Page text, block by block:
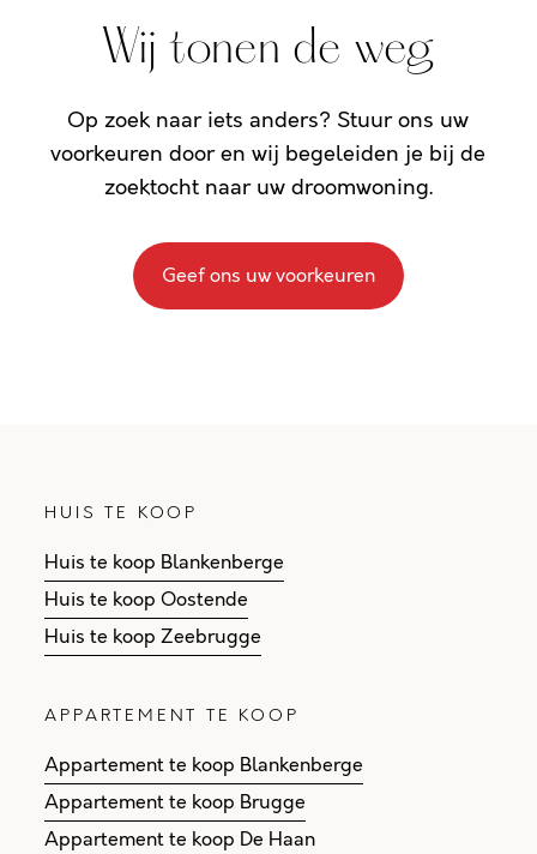
Wij tonen de weg
Op zoek naar iets anders? Stuur ons uw
voorkeuren door en wij begeleiden je bij de
zoektocht naar uw droomwoning.
Geef ons uw voorkeuren
HUIS TE KOOP
Huis te koop Blankenberge
Huis te koop Oostende
Huis te koop Zeebrugge
APPARTEMENT TE KOOP
Appartement te koop Blankenberge
Appartement te koop Brugge
Appartement te koop De Haan